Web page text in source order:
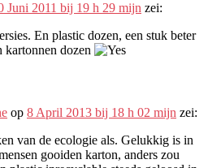
Juni 2011 bij 19 h 29 mijn zei:
En plastic dozen, een stuk beter
kartonnen dozen
op 8 April 2013 bij 18 h 02 mijn zei:
van de ecologie als. Gelukkig is in
gooiden karton, anders zou